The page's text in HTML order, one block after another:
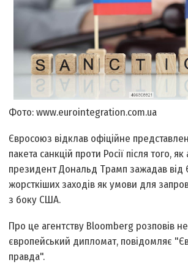
Фото: www.eurointegration.com.ua
Євросоюз відклав офіційне
пакета санкцій проти Росії після того,
президент Дональд Трамп зажадав від
жорсткіших заходів як умови для
з боку США.
Про це агентству Bloomberg розповів
європейський дипломат, повідомляє
правда".